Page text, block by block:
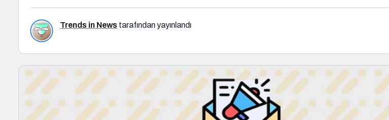
Trends in News tarafından yayınlandı